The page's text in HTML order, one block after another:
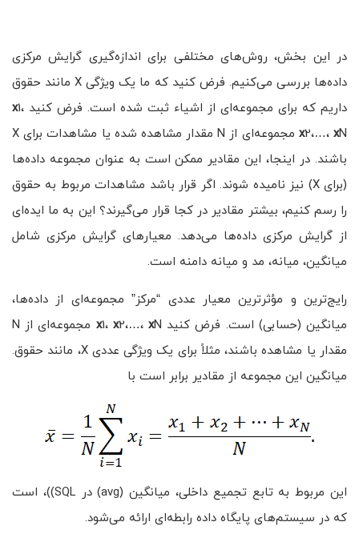
در این بخش، روش‌های مختلفی برای اندازه‌گیری گرایش مرکزی
داده‌ها بررسی می‌کنیم. فرض کنید که ما یک ویژگی X مانند حقوق
داریم که برای مجموعه‌ای از اشیاء ثبت شده است. فرض کنید
x1،
x2،…،x
N مجموعه‌ای از N مقدار مشاهده شده یا مشاهدات برای X
باشند. در اینجا، این مقادیر ممکن است به عنوان مجموعه داده‌ها
(برای X) نیز نامیده شوند. اگر قرار باشد مشاهدات مربوط به حقوق
را رسم کنیم، بیشتر مقادیر در کجا قرار می‌گیرند؟ این به ما ایده‌ای
از گرایش مرکزی داده‌ها می‌دهد. معیارهای گرایش مرکزی شامل
میانگین، میانه، مد و میانه دامنه است.
رایج‌ترین و مؤثرترین معیار عددی “مرکز” مجموعه‌ای از داده‌ها،
میانگین (حسابی) است. فرض کنید
x1، x2،…،x
N مجموعه‌ای از N
مقدار یا مشاهده باشند، مثلاً برای یک ویژگی عددی X، مانند حقوق.
میانگین این مجموعه از مقادیر برابر است با
این مربوط به تابع تجمیع داخلی، میانگین (avg) در SQL))، است
که در سیستم‌های پایگاه داده رابطه‌ای ارائه می‌شود.